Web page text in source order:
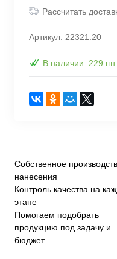
Рассчитать
Артикул: 22321.20
В наличии: 229 шт.
Собственное
нанесения
Контроль качества на
этапе
Помогаем подобрать
продукцию под задачу и
бюджет